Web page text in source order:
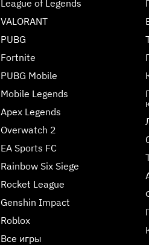
League of Legends
VALORANT
PUBG
Fortnite
PUBG Mobile
Mobile Legends
Apex Legends
Overwatch 2
EA Sports FC
Rainbow Six Siege
Rocket League
Genshin Impact
Roblox
Все игры